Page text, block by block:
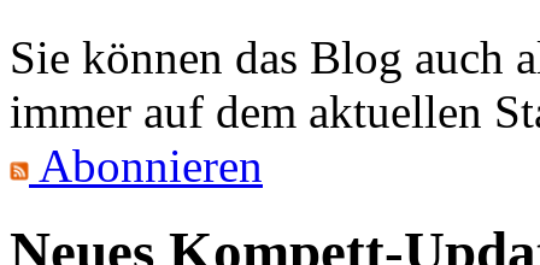
Sie können das Blog auch
immer auf dem aktuellen
Abonnieren
Neues Kompett-